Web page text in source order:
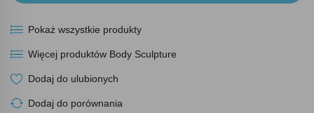
Pokaż wszystkie produkty
Więcej produktów Body Sculpture
Dodaj do ulubionych
Dodaj do porównania